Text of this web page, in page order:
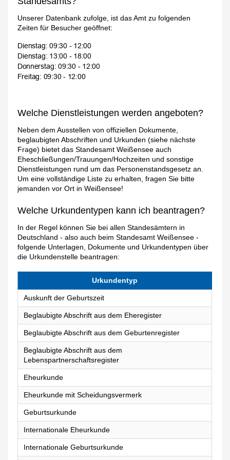
Unserer Datenbank zufolge, ist das Amt zu folgenden
Zeiten für Besucher geöffnet:
Welche Dienstleistungen werden angeboten?
Neben dem Ausstellen von offiziellen Dokumente,
beglaubigten Abschriften und Urkunden (siehe nächste
Frage) bietet das Standesamt Weißensee auch
Eheschließungen/Trauungen/Hochzeiten und sonstige
Dienstleistungen rund um das Personenstandsgesetz an.
Um eine vollständige Liste zu erhalten, fragen Sie bitte
jemanden vor Ort in Weißensee!
Welche Urkundentypen kann ich beantragen?
In der Regel können Sie bei allen Standesämtern in
Deutschland - also auch beim Standesamt Weißensee -
folgende Unterlagen, Dokumente und Urkundentypen über
die Urkundenstelle beantragen:
Urkundentyp
Auskunft der Geburtszeit
Beglaubigte Abschrift aus dem Eheregister
Beglaubigte Abschrift aus dem Geburtenregister
Beglaubigte Abschrift aus dem
Lebenspartnerschaftsregister
Eheurkunde
Eheurkunde mit Scheidungsvermerk
Geburtsurkunde
Internationale Eheurkunde
Internationale Geburtsurkunde